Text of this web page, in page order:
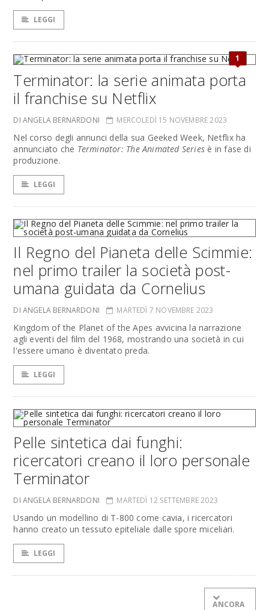
LEGGI
1
Terminator: la serie animata porta
il franchise su Netflix
DI ANGELA BERNARDONI MERCOLEDÌ 15 NOVEMBRE 2023
Nel corso degli annunci della sua Geeked Week, Netflix ha
annunciato che Terminator: The Animated Series è in fase di
produzione.
LEGGI
Il Regno del Pianeta delle Scimmie:
nel primo trailer la società post-
umana guidata da Cornelius
DI ANGELA BERNARDONI MARTEDÌ 7 NOVEMBRE 2023
Kingdom of the Planet of the Apes avvicina la narrazione
agli eventi del film del 1968, mostrando una società in cui
l'essere umano è diventato preda.
LEGGI
Pelle sintetica dai funghi:
ricercatori creano il loro personale
Terminator
DI ANGELA BERNARDONI MARTEDÌ 12 SETTEMBRE 2023
Usando un modellino di T-800 come cavia, i ricercatori
hanno creato un tessuto epiteliale dalle spore miceliari.
LEGGI
ANCORA